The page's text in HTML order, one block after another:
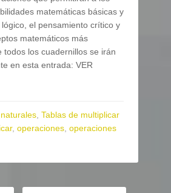
matemáticas básicas y
el pensamiento crítico y
matemáticos más
los cuadernillos se irán
en esta entrada: VER
Tablas de multiplicar
, operaciones operaciones